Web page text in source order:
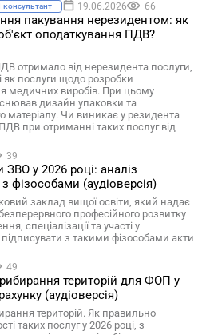
консультант 19.06.2026 66
пакування нерезидентом: як
оподаткування ПДВ?
отримало від нерезидента послуги,
як послуги щодо розробки
медичних виробів. При цьому
дизайн упаковки та
матеріалу. Чи виникає у резидента
при отриманні таких послуг від
39
ЗВО у 2026 році: аналіз
фізособами (аудіоверсія)
заклад вищої освіти, який надає
професійного розвитку
спеціалізації та участі у
з такими фізособами акти
49
територій для ФОП у
(аудіоверсія)
територій. Як правильно
таких послуг у 2026 році, з